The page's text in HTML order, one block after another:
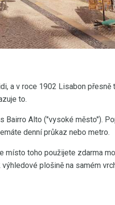
a v roce 1902 Lisabon přesně
to.
Bairro Alto ("vysoké město").
denní průkaz nebo metro.
místo toho použijete zdarma
plošině na samém